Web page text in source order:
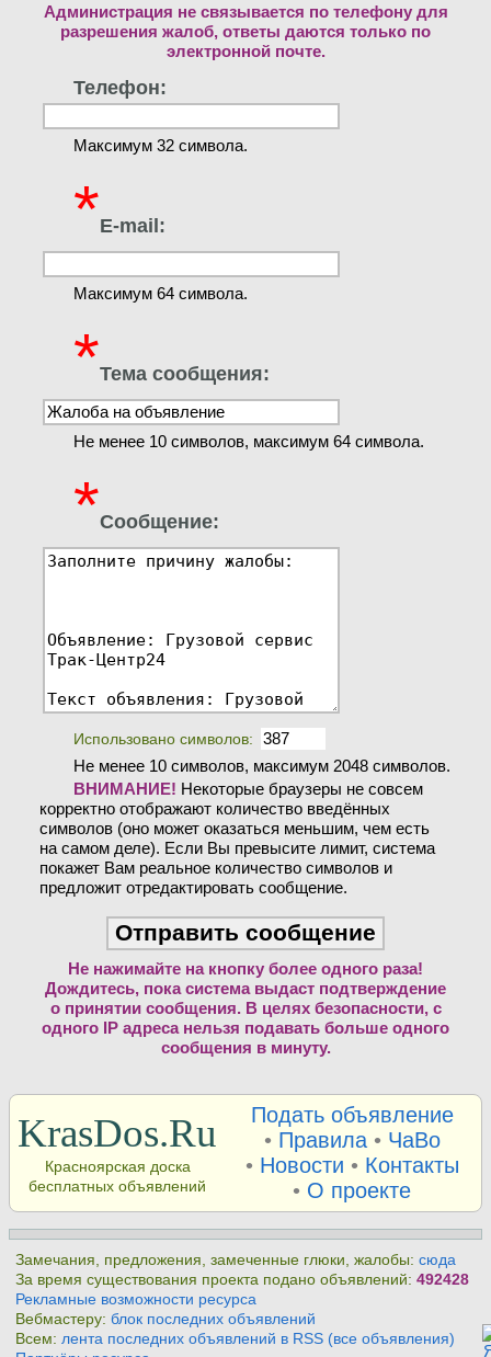
Администрация не связывается по телефону для
разрешения жалоб, ответы даются только по
электронной почте.
Телефон:
Максимум 32 символа.
*E-mail:
Максимум 64 символа.
*Тема сообщения:
Не менее 10 символов, максимум 64 символа.
*Сообщение:
Использовано символов:
Не менее 10 символов, максимум 2048 символов.
ВНИМАНИЕ! Некоторые браузеры не совсем
корректно отображают количество введённых
символов (оно может оказаться меньшим, чем есть
на самом деле). Если Вы превысите лимит, система
покажет Вам реальное количество символов и
предложит отредактировать сообщение.
Не нажимайте на кнопку более одного раза!
Дождитесь, пока система выдаст подтверждение
о принятии сообщения. В целях безопасности, с
одного IP адреса нельзя подавать больше одного
сообщения в минуту.
KrasDos.Ru
Красноярская доска
бесплатных объявлений
Подать объявление
• Правила• ЧаВо
• Новости • Контакты
• О проекте
Замечания, предложения, замеченные глюки, жалобы:сюда
За время существования проекта подано объявлений:492428
Рекламные возможности ресурса
Вебмастеру:блок последних объявлений
Всем:лента последних объявлений в RSS (все объявления)